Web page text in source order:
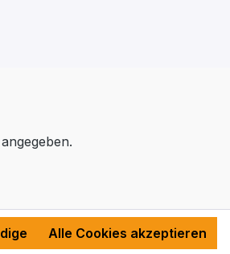
Alle Cookies akzeptieren